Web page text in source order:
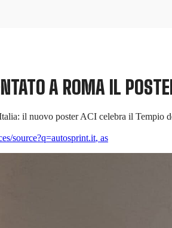
A ROMA IL
il nuovo poster ACI celebra il Tempio
source?q=autosprint.it, as